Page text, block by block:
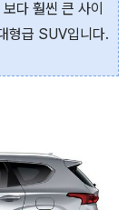
다 훨씬 큰 사이
형급 SUV입니다.